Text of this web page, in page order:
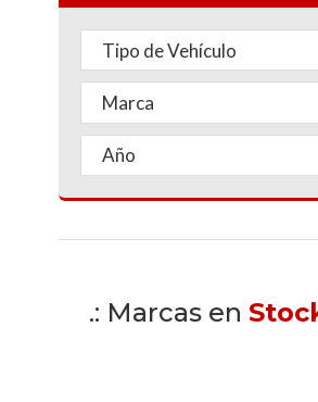
.: Marcas en